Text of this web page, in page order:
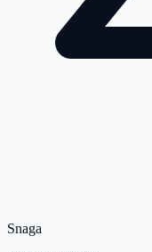
Snaga